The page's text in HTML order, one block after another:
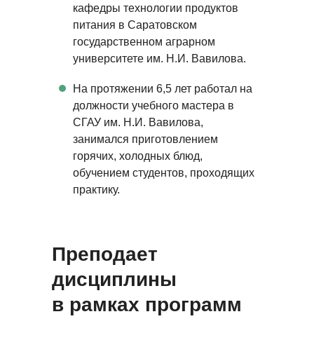
кафедры технологии продуктов
питания в Саратовском
государственном аграрном
университете им. Н.И. Вавилова.
На протяжении 6,5 лет работал на
должности учебного мастера в
СГАУ им. Н.И. Вавилова,
занимался приготовлением
горячих, холодных блюд,
обучением студентов, проходящих
практику.
Преподает
дисциплины
в рамках программ